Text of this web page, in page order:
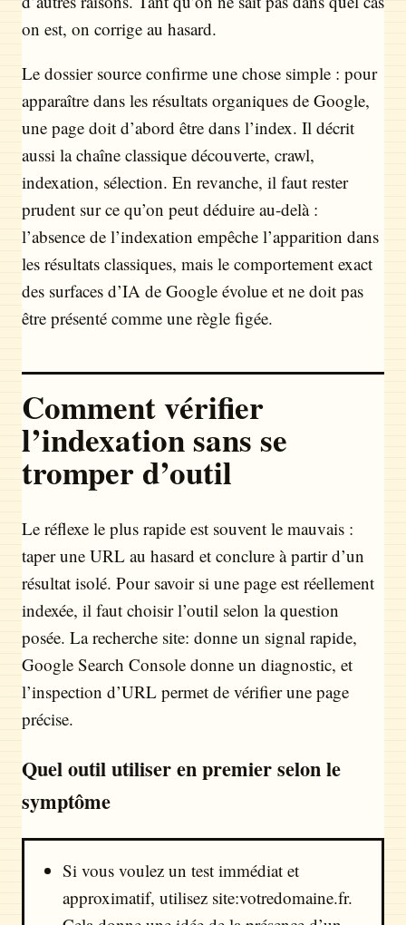
on est, on corrige au hasard.
Le dossier source confirme une chose simple : pour
apparaître dans les résultats organiques de Google,
une page doit d’abord être dans l’index. Il décrit
aussi la chaîne classique découverte, crawl,
indexation, sélection. En revanche, il faut rester
prudent sur ce qu’on peut déduire au-delà :
l’absence de l’indexation empêche l’apparition dans
les résultats classiques, mais le comportement exact
des surfaces d’IA de Google évolue et ne doit pas
être présenté comme une règle figée.
Comment vérifier
l’indexation sans se
tromper d’outil
Le réflexe le plus rapide est souvent le mauvais :
taper une URL au hasard et conclure à partir d’un
résultat isolé. Pour savoir si une page est réellement
indexée, il faut choisir l’outil selon la question
posée. La recherche site: donne un signal rapide,
Google Search Console donne un diagnostic, et
l’inspection d’URL permet de vérifier une page
précise.
Quel outil utiliser en premier selon le
symptôme
Si vous voulez un test immédiat et
approximatif, utilisez site:votredomaine.fr.